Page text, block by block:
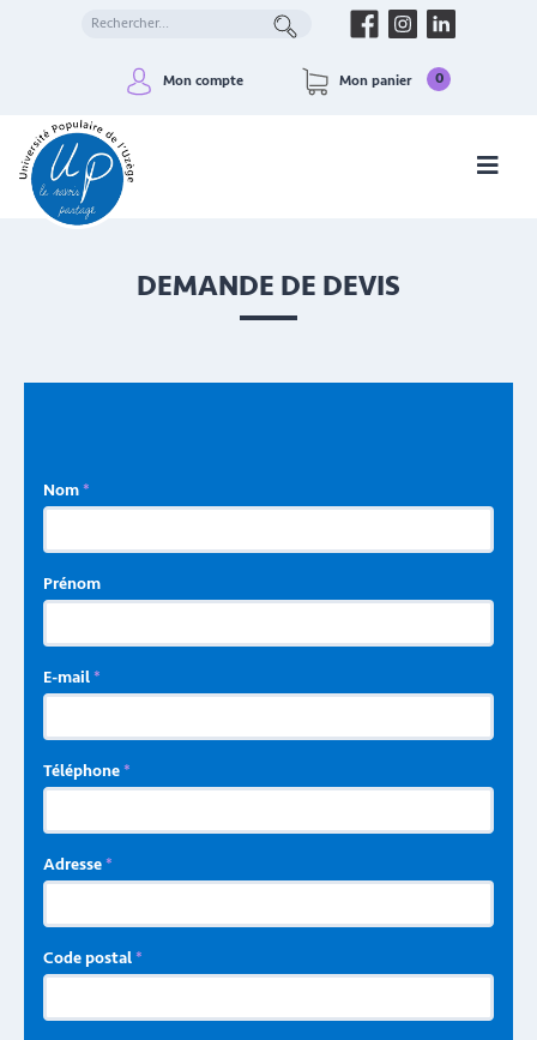
Mon compte Mon panier 0
DEMANDE DE DEVIS
Nom*
Prénom
E-mail*
Téléphone*
Adresse*
Code postal*